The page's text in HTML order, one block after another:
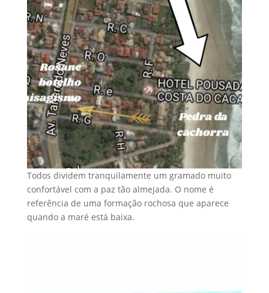
Todos dividem tranquilamente um gramado muito
confortável com a paz tão almejada. O nome é
referência de uma formação rochosa que aparece
quando a maré está baixa.